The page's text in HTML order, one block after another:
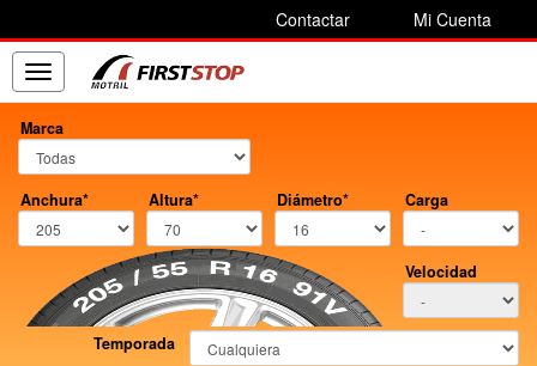
Contactar Mi Cuenta
Toggle
navigation
Marca
Anchura* Altura* Diámetro* Carga
Velocidad
Temporada